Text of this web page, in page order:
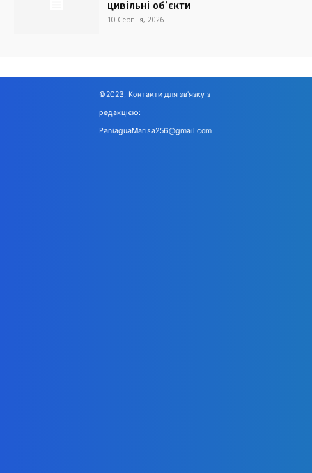
цивільні об’єкти
10 Серпня, 2026
©2023, Контакти для зв'язку з
редакцією:
PaniaguaMarisa256@gmail.com